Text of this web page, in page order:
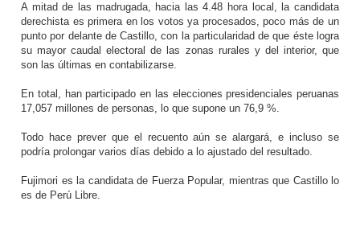
A mitad de las madrugada, hacia las 4.48 hora local, la candidata
derechista es primera en los votos ya procesados, poco más de un
punto por delante de Castillo, con la particularidad de que éste logra
su mayor caudal electoral de las zonas rurales y del interior, que
son las últimas en contabilizarse.
En total, han participado en las elecciones presidenciales peruanas
17,057 millones de personas, lo que supone un 76,9 %.
Todo hace prever que el recuento aún se alargará, e incluso se
podría prolongar varios días debido a lo ajustado del resultado.
Fujimori es la candidata de Fuerza Popular, mientras que Castillo lo
es de Perú Libre.